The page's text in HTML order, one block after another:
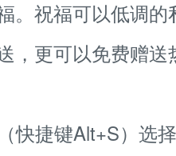
。祝福可以低调
，更可以免费赠
快捷键Alt+S）选